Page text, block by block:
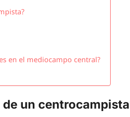
en el mediocampo central?
un